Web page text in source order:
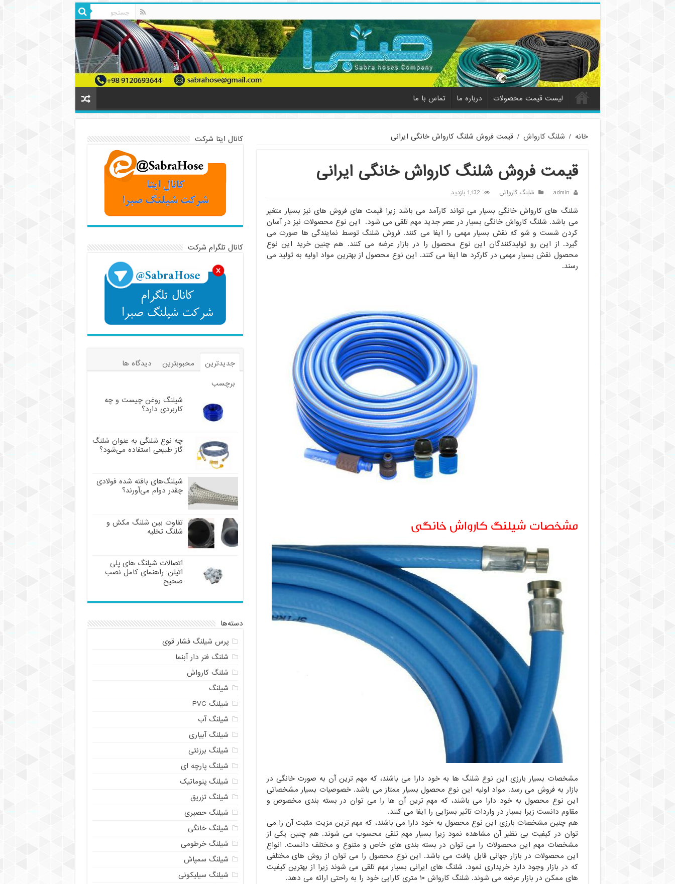
لیست قیمت محصولات درباره ما تماس با ما
خانه / شلنگ کارواش / قیمت فروش شلنگ کارواش خانگی ایرانی
قیمت فروش شلنگ کارواش خانگی ایرانی
admin شلنگ کارواش 1,132 بازدید
شلنگ های کارواش خانگی بسیار می تواند کارآمد می باشد زیرا قیمت های فروش های نیز بسیار متغیر
می باشد. شلنگ کارواش خانگی بسیار در عصر جدید مهم تلقی می شود. این نوع محصولات نیز در آسان
کردن شست و شو که نقش بسیار مهمی را ایفا می کنند. فروش شلنگ توسط نمایندگی ها صورت می
گیرد. از این رو تولیدکنندگان این نوع محصول را در بازار عرضه می کنند. هم چنین خرید این نوع
محصول نقش بسیار مهمی در کارکرد ها ایفا می کنند. این نوع محصول از بهترین مواد اولیه به تولید می
رسند.
مشخصات شیلنگ کارواش خانگی
مشخصات بسیار بارزی این نوع شلنگ ها به خود دارا می باشند، که مهم ترین آن به صورت خانگی در
بازار به فروش می رسد. مواد اولیه این نوع محصول بسیار ممتاز می باشد. خصوصیات بسیار مشخصاتی
این نوع محصول به خود دارا می باشند، که مهم ترین آن ها را می توان در بسته بندی مخصوص و
مقاوم دانست زیرا بسیار در واردات تاثیر بسزایی را ایفا می کنند.
هم چنین مشخصات بارزی این نوع محصول به خود دارا می باشند، که مهم ترین مزیت مثبت آن را می
توان در کیفیت بی نظیر آن مشاهده نمود زیرا بسیار مهم تلقی محسوب می شوند. هم چنین یکی از
مشخصات مهم این محصولات را می توان در بسته بندی های خاص و متنوع و مختلف دانست. انواع
این محصولات در بازار جهانی قابل یافت می باشد. این نوع محصول را می توان از روش های مختلفی
که در بازار وجود دارد خریداری نمود. شلنگ های ایرانی بسیار مهم تلقی می شوند زیرا از بهترین کیفیت
های ممکن در بازار عرضه می شوند. شلنگ کارواش ۱۰ متری کارایی خود را به راحتی ارائه می دهد.
کانال ایتا شرکت
کانال تلگرام شرکت
جدیدترین محبوبترین
دیدگاه ها
برچسب
شیلنگ روغن چیست و چه
کاربردی دارد؟
چه نوع شلنگی به عنوان شلنگ
گاز طبیعی استفاده می‌شود؟
شیلنگ‌های بافته شده فولادی
چقدر دوام می‌آورند؟
تفاوت بین شلنگ مکش و
شلنگ تخلیه
اتصالات شیلنگ های پلی
اتیلن: راهنمای کامل نصب
صحیح
دسته‌ها
پرس شیلنگ فشار قوی
شلنگ فنر دار آبنما
شلنگ کارواش
شیلنگ
شیلنگ PVC
شیلنگ آب
شیلنگ آبیاری
شیلنگ برزنتی
شیلنگ پارچه ای
شیلنگ پنوماتیک
شیلنگ تزریق
شیلنگ حصیری
شیلنگ خانگی
شیلنگ خرطومی
شیلنگ سمپاش
شیلنگ سیلیکونی